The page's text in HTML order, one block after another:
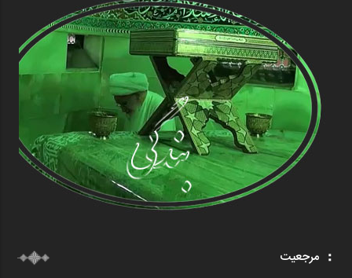
مرجعیت